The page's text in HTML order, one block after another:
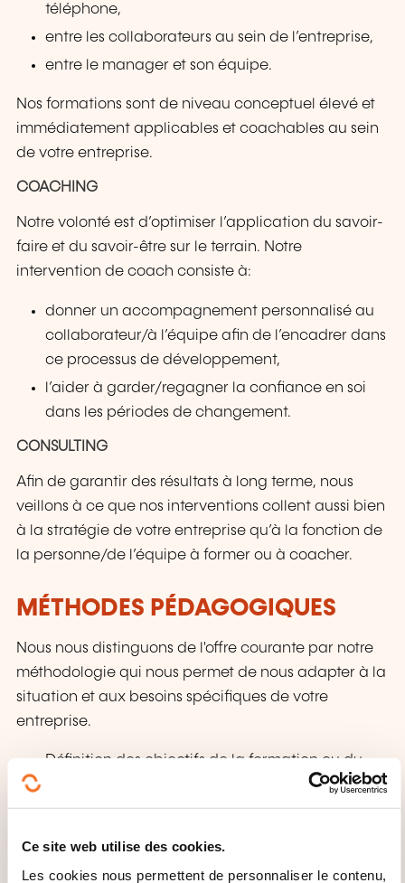
Ce site web utilise des cookies.
Les cookies nous permettent de personnaliser le contenu,
téléphone,
entre les collaborateurs au sein de l’entreprise,
entre le manager et son équipe.
Nos formations sont de niveau conceptuel élevé et
immédiatement applicables et coachables au sein
de votre entreprise.
COACHING
Notre volonté est d’optimiser l’application du savoir-
faire et du savoir-être sur le terrain. Notre
intervention de coach consiste à:
donner un accompagnement personnalisé au
collaborateur/à l’équipe afin de l’encadrer dans
ce processus de développement,
l’aider à garder/regagner la confiance en soi
dans les périodes de changement.
CONSULTING
Afin de garantir des résultats à long terme, nous
veillons à ce que nos interventions collent aussi bien
à la stratégie de votre entreprise qu’à la fonction de
la personne/de l’équipe à former ou à coacher.
MÉTHODES PÉDAGOGIQUES
Nous nous distinguons de l'offre courante par notre
méthodologie qui nous permet de nous adapter à la
situation et aux besoins spécifiques de votre
entreprise.
Définition des objectifs de la formation ou du
coaching avec le management et avec les
participants
Réflexion des participants sur leur pratique